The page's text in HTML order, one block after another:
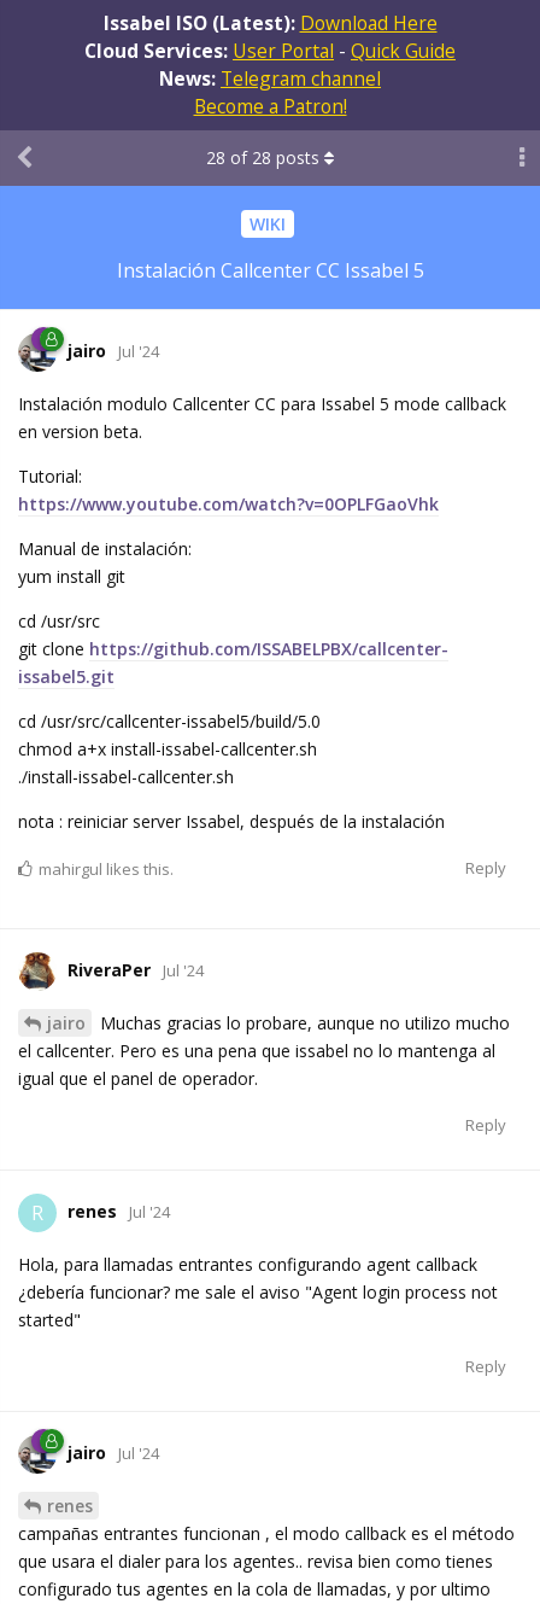
Issabel ISO (Latest): Download Here
Cloud Services: User Portal - Quick Guide
News: Telegram channel
Become a Patron!
WIKI
Instalación Callcenter CC Issabel 5
28 of 28 posts
jairo Jul '24
Instalación modulo Callcenter CC para Issabel 5 mode callback
en version beta.
Tutorial:
https://www.youtube.com/watch?v=0OPLFGaoVhk
Manual de instalación:
yum install git
cd /usr/src
git clone https://github.com/ISSABELPBX/callcenter-
issabel5.git
cd /usr/src/callcenter-issabel5/build/5.0
chmod a+x install-issabel-callcenter.sh
./install-issabel-callcenter.sh
nota : reiniciar server Issabel, después de la instalación
Reply
mahirgul likes this.
RiveraPer Jul '24
jairo
Muchas gracias lo probare, aunque no utilizo mucho
el callcenter. Pero es una pena que issabel no lo mantenga al
igual que el panel de operador.
Reply
R renes Jul '24
Hola, para llamadas entrantes configurando agent callback
¿debería funcionar? me sale el aviso "Agent login process not
started"
Reply
jairo Jul '24
renes
campañas entrantes funcionan , el modo callback es el método
que usara el dialer para los agentes.. revisa bien como tienes
configurado tus agentes en la cola de llamadas, y por ultimo